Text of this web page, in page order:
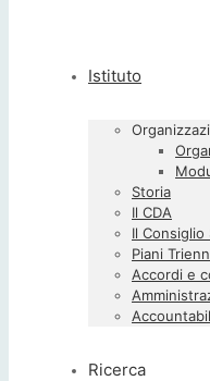
Istituto
Storia
Il CDA
Il
Piani
Accordi e
Ricerca